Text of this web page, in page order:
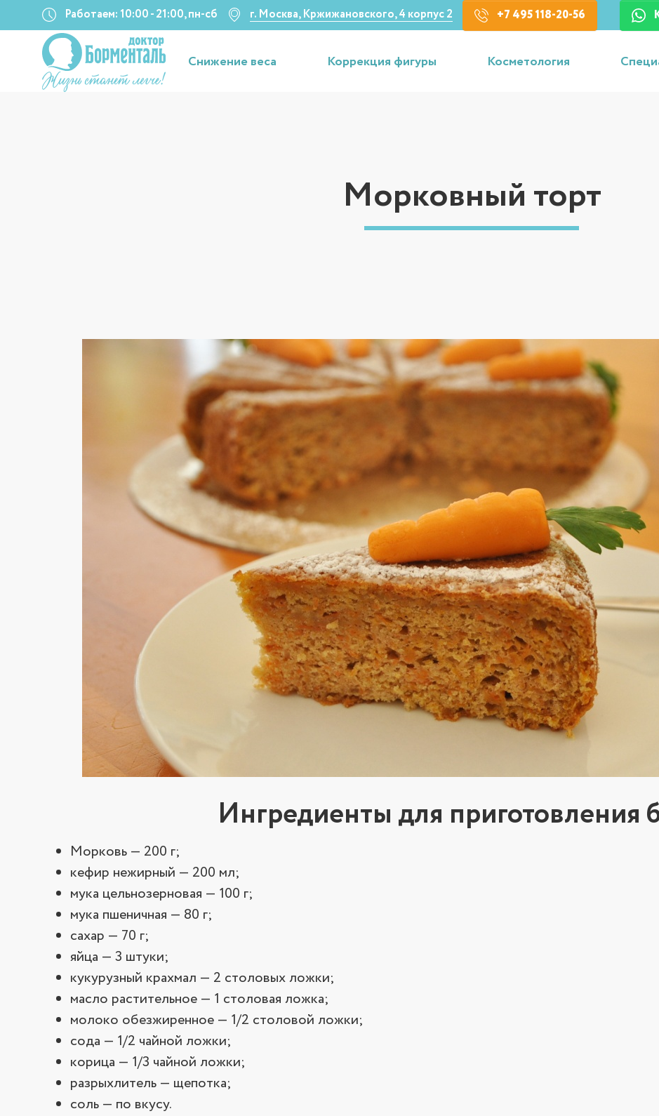
Работаем: 10:00 - 21:00, пн-сб г. Москва, Кржижановского, 4 корпус 2 +7 495 118-20-56
Снижение веса Коррекция фигуры Косметология
Морковный торт
Ингредиенты для приготовления
Морковь — 200 г;
кефир нежирный — 200 мл;
мука цельнозерновая — 100 г;
мука пшеничная — 80 г;
сахар — 70 г;
яйца — 3 штуки;
кукурузный крахмал — 2 столовых ложки;
масло растительное — 1 столовая ложка;
молоко обезжиренное — 1/2 столовой ложки;
сода — 1/2 чайной ложки;
корица — 1/3 чайной ложки;
разрыхлитель — щепотка;
соль — по вкусу.